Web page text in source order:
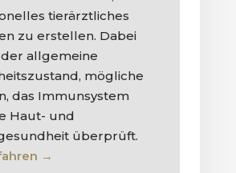
tierärztliches
zu erstellen. Dabei
allgemeine
mögliche
das Immunsystem
Haut- und
überprüft.
→